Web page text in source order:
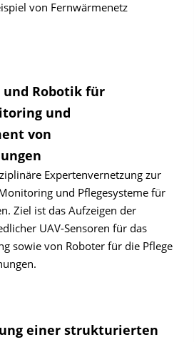
von Fernwärmenetz
und Robotik für
und
von
Expertenvernetzung zur
und Pflegesysteme für
Ziel ist das Aufzeigen der
UAV-Sensoren für das
sowie von Roboter für die Pflege
einer strukturierten